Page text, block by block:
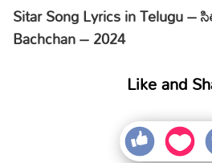
Sitar Song Lyrics in Telugu –
Bachchan – 2024
Like and